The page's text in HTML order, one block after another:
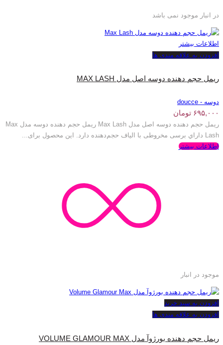
در انبار موجود نمی باشد
اطلاعات بیشتر
افزودن به علاقه مندی ها
ریمل حجم دهنده دوسه اصل مدل MAX LASH
دوسه - doucce
۶۹۵,۰۰۰ تومان
ریمل حجم دهنده دوسه اصل مدل Max Lash ریمل حجم دهنده دوسه مدل Max
Lash داراي برسی مخروطی با الیاف حجم‌دهنده دارد. این محصول برای...
اطلاعات بیشتر
موجود در انبار
افزودن به سبد خرید
افزودن به علاقه مندی ها
ریمل حجم دهنده بورژوآ مدل VOLUME GLAMOUR MAX